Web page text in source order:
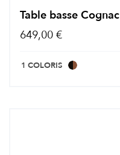
Table basse Cognac
649,00 €
1 COLORIS